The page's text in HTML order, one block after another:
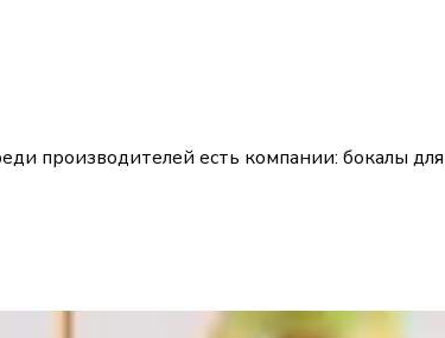
производителей есть компании: бокалы